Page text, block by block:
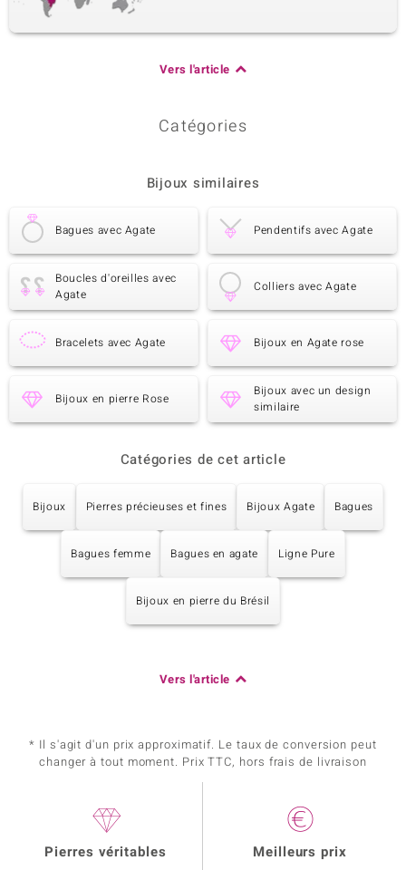
Vers l'article
Catégories
Bijoux similaires
Bagues avec Agate Pendentifs avec Agate
Boucles d'oreilles avec
Agate
Colliers avec Agate
Bracelets avec Agate Bijoux en Agate rose
Bijoux en pierre Rose
Bijoux avec un design
similaire
Catégories de cet article
Bijoux Pierres précieuses et fines Bijoux Agate Bagues
Bagues femme Bagues en agate Ligne Pure
Bijoux en pierre du Brésil
Vers l'article
* Il s'agit d'un prix approximatif. Le taux de conversion peut
changer à tout moment. Prix TTC, hors frais de livraison
Pierres véritables Meilleurs prix